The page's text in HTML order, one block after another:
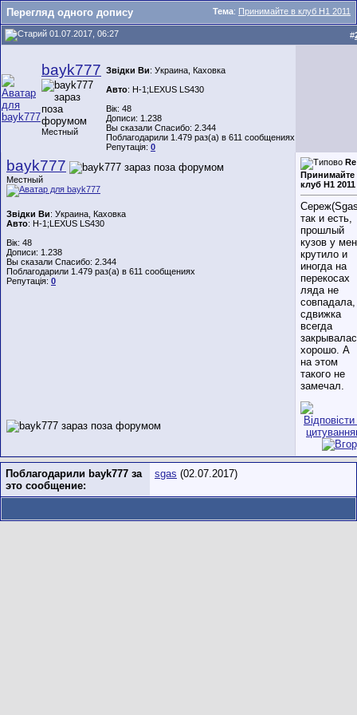
Тема: Принимайте в клуб H1 2011
Перегляд одного допису
01.07.2017, 06:27 #
bayk777
Местный
Звідки Ви: Украина, Каховка
Авто: Н-1;LEXUS LS430
Вік: 48
Дописи: 1.238
Вы сказали Спасибо: 2.344
Поблагодарили 1.479 раз(а) в 611 сообщениях
Репутація: 0
bayk777
Местный
Звідки Ви: Украина, Каховка
Авто: Н-1;LEXUS LS430
Вік: 48
Дописи: 1.238
Вы сказали Спасибо: 2.344
Поблагодарили 1.479 раз(а) в 611 сообщениях
Репутація: 0
Принимайте
клуб H1 2011
так и есть,
прошлый
кузов у
крутило и
иногда на
перекосах
ляда не
совпадала,
сдвижка
всегда
хорошо. А
на этом
такого не
замечал.
Поблагодарили bayk777 за
это сообщение:
sgas (02.07.2017)